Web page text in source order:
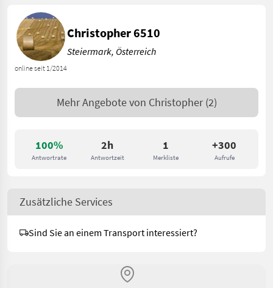
100%
Antwortrate
2h
Antwortzeit
1
Merkliste
+300
Aufrufe
online seit 1/2014
Christopher 6510
Steiermark, Österreich
Mehr Angebote von Christopher (2)
Zusätzliche Services
Sind Sie an einem Transport interessiert?